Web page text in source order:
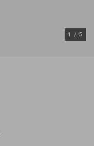
1 / 5